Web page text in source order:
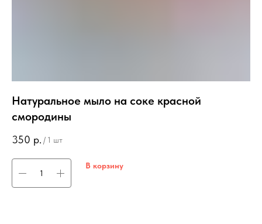
Натуральное мыло на соке красной
смородины
350 р. / 1 шт
В корзину